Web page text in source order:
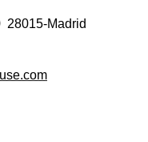
28015-Madrid